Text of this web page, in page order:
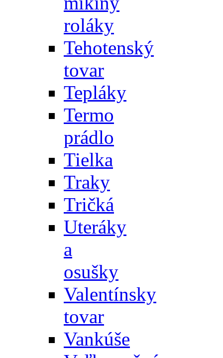
roláky
Tehotenský
tovar
Tepláky
Termo
prádlo
Tielka
Traky
Tričká
Uteráky
a
osušky
Valentínsky
tovar
Vankúše